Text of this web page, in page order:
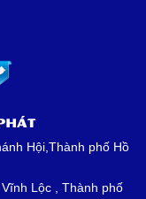
Hội,Thành phố Hồ
Lộc , Thành phố